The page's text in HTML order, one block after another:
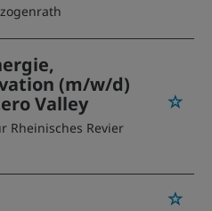
(m/w/d)
Valley
Rheinisches Revier